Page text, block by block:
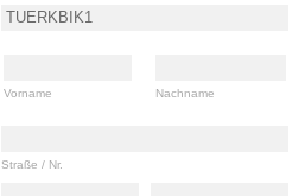
Vorname Nachname
Straße / Nr.